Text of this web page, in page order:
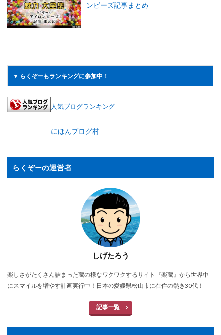
ンビーズ記事まとめ
▼ らくぞーもランキングに参加中！
人気ブログランキング
にほんブログ村
らくぞーの運営者
しげたろう
楽しさがたくさん詰まった蔵の様なワクワクするサイト『楽蔵』から世界中
にスマイルを増やす計画実行中！日本の愛媛県松山市に在住の熱き30代！
記事一覧